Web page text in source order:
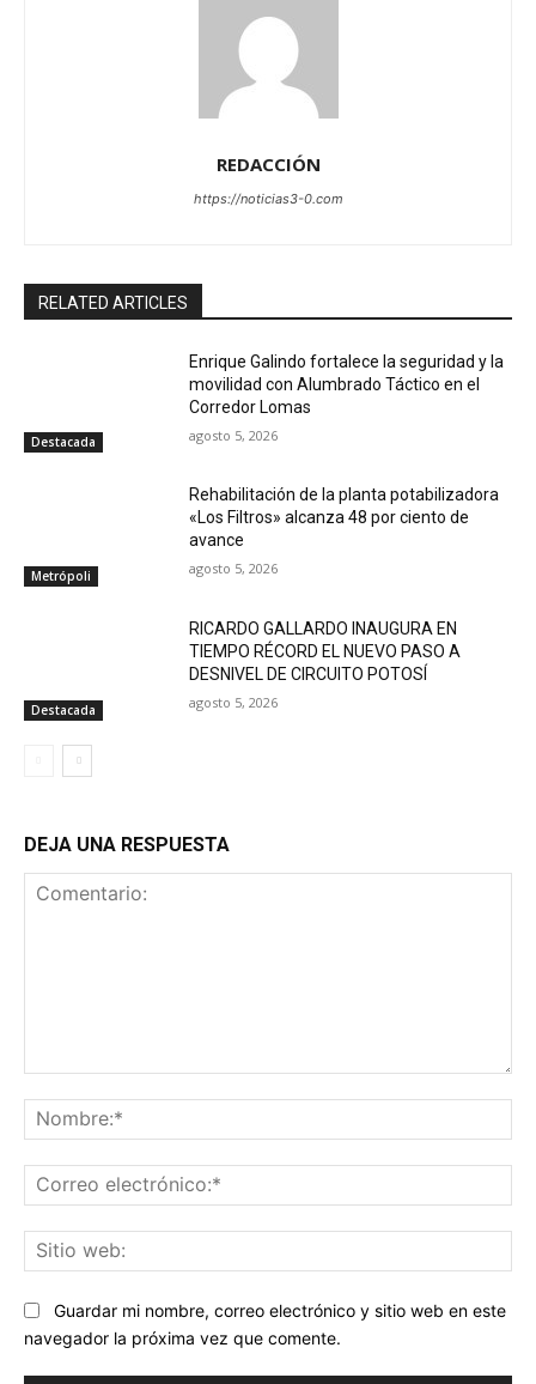
REDACCIÓN
https://noticias3-0.com
RELATED ARTICLES
Destacada
Enrique Galindo fortalece la seguridad y la
movilidad con Alumbrado Táctico en el
Corredor Lomas
agosto 5, 2026
Metrópoli
Rehabilitación de la planta potabilizadora
«Los Filtros» alcanza 48 por ciento de
avance
agosto 5, 2026
Destacada
RICARDO GALLARDO INAUGURA EN
TIEMPO RÉCORD EL NUEVO PASO A
DESNIVEL DE CIRCUITO POTOSÍ
agosto 5, 2026
DEJA UNA RESPUESTA
Guardar mi nombre, correo electrónico y sitio web en este
navegador la próxima vez que comente.